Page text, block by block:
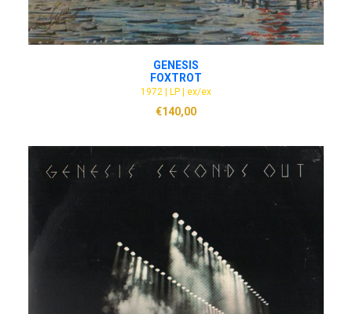
ADD TO CART
GENESIS
FOXTROT
1972 | LP | ex/ex
€140,00